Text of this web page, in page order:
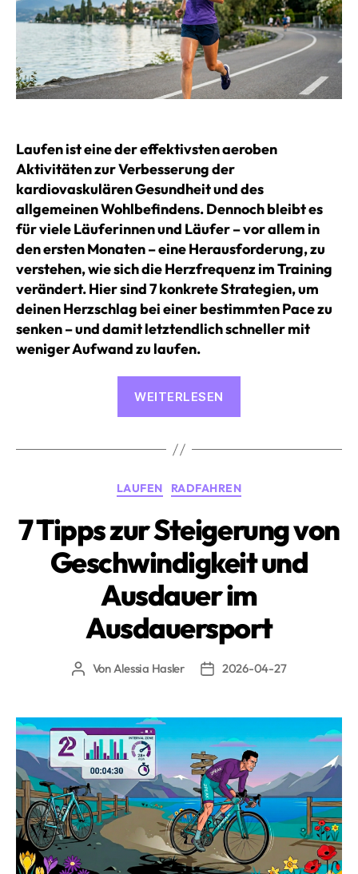
Laufen ist eine der effektivsten aeroben
Aktivitäten zur Verbesserung der
kardiovaskulären Gesundheit und des
allgemeinen Wohlbefindens. Dennoch bleibt es
für viele Läuferinnen und Läufer – vor allem in
den ersten Monaten – eine Herausforderung, zu
verstehen, wie sich die Herzfrequenz im Training
verändert. Hier sind 7 konkrete Strategien, um
deinen Herzschlag bei einer bestimmten Pace zu
senken – und damit letztendlich schneller mit
weniger Aufwand zu laufen.
WEITERLESEN
Senkung
Herzfrequenz
Laufen»
Kategorien
LAUFEN RADFAHREN
7 Tipps zur Steigerung von
Geschwindigkeit und
Ausdauer im
Ausdauersport
Beitragsautor
Von Alessia Hasler Beitragsdatum
2026-04-27